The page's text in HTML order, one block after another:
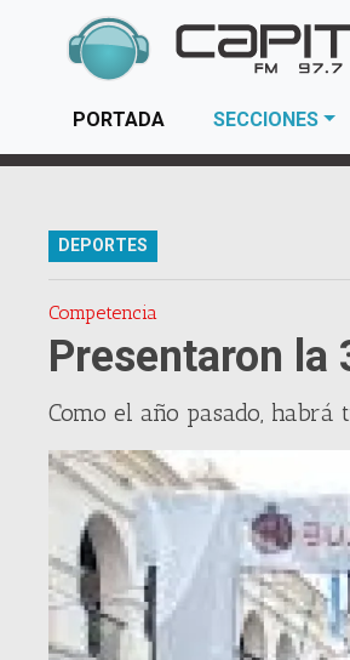
PORTADA(current)SECCIONES
DEPORTES
Competencia
Presentaron la
Como el año pasado,